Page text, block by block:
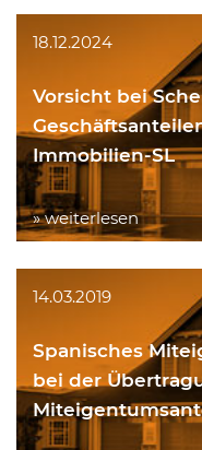
18.12.2024
Vorsicht bei
Immobilien-SL
» weiterlesen
14.03.2019
Spanisches
bei der